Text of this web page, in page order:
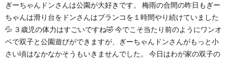
の
育
ぎーちゃんドンさんは公園が大好きです。 梅雨の合間の昨日もぎー
ちゃんは滑り台をドンさんはブランコを１時間やり続けていました
💦 ３歳児の体力はすごいですね🤣 今でこそ当たり前のようにワンオ
ペで双子と公園遊びができますが、ぎーちゃんドンさんがもっと小
さい頃はなかなかそうもいきませんでした。 今日はわが家の双子の